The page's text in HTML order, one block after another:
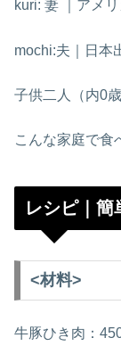
kuri: 妻 ｜アメ
mochi:夫｜日本
子供二人（内0歳
こんな家庭で食
レシピ｜簡
<材料>
牛豚ひき肉：